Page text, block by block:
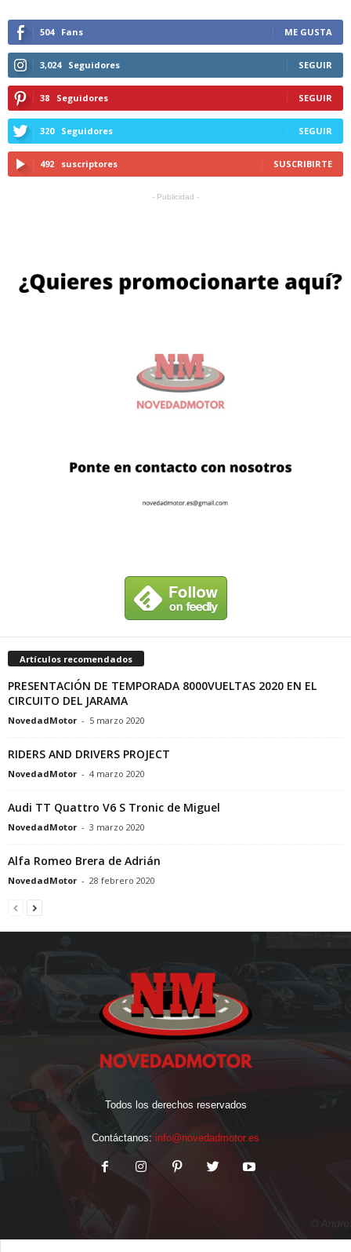
504 Fans ME GUSTA
3,024 Seguidores SEGUIR
38 Seguidores SEGUIR
320 Seguidores SEGUIR
492 suscriptores SUSCRIBIRTE
- Publicidad -
Artículos recomendados
PRESENTACIÓN DE TEMPORADA 8000VUELTAS 2020 EN EL
CIRCUITO DEL JARAMA
NovedadMotor - 5 marzo 2020
RIDERS AND DRIVERS PROJECT
NovedadMotor - 4 marzo 2020
Audi TT Quattro V6 S Tronic de Miguel
NovedadMotor - 3 marzo 2020
Alfa Romeo Brera de Adrián
NovedadMotor - 28 febrero 2020
Todos los derechos reservados
Contáctanos: info@novedadmotor.es